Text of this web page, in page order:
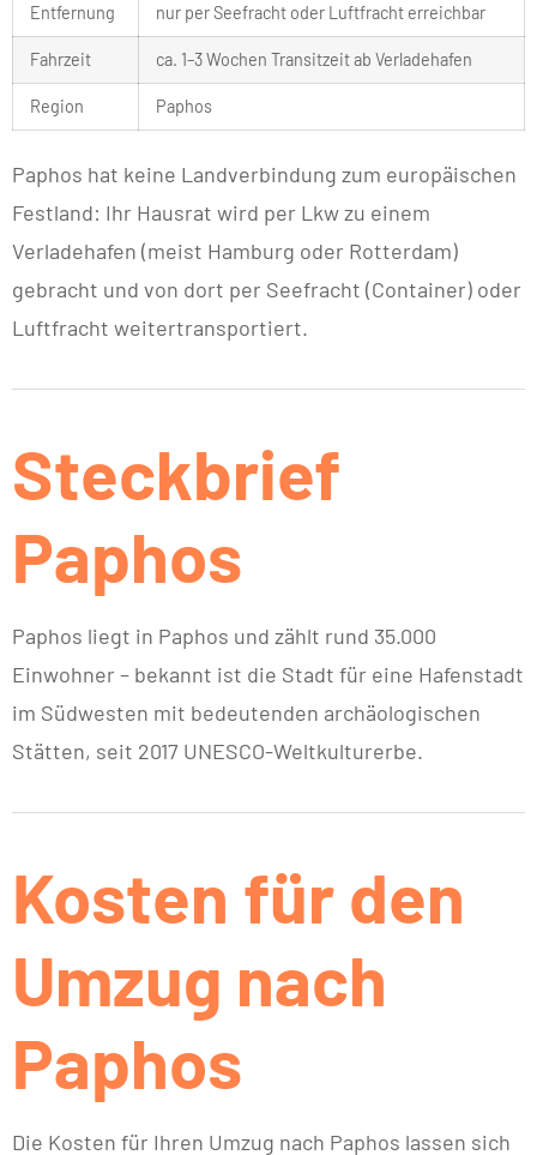
Entfernung nur per Seefracht oder Luftfracht erreichbar
Fahrzeit ca. 1–3 Wochen Transitzeit ab Verladehafen
Region Paphos
Paphos hat keine Landverbindung zum europäischen
Festland: Ihr Hausrat wird per Lkw zu einem
Verladehafen (meist Hamburg oder Rotterdam)
gebracht und von dort per Seefracht (Container) oder
Luftfracht weitertransportiert.
Steckbrief
Paphos
Paphos liegt in Paphos und zählt rund 35.000
Einwohner – bekannt ist die Stadt für eine Hafenstadt
im Südwesten mit bedeutenden archäologischen
Stätten, seit 2017 UNESCO-Weltkulturerbe.
Kosten für den
Umzug nach
Paphos
Die Kosten für Ihren Umzug nach Paphos lassen sich